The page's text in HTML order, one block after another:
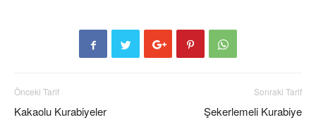
Önceki Tarif
Kakaolu Kurabiyeler
Sonraki Tarif
Şekerlemeli Kurabiye